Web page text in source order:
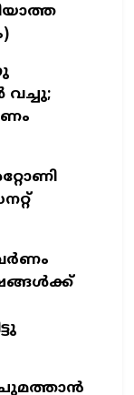
വച്ചു;
ചുമത്താൻ